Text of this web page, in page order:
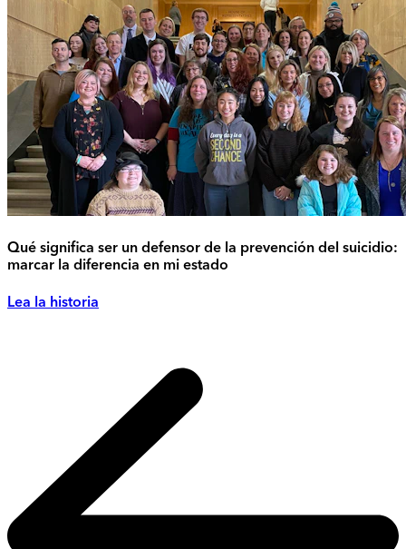
Qué significa ser un defensor de la prevención del suicidio:
marcar la diferencia en mi estado
Lea la historia